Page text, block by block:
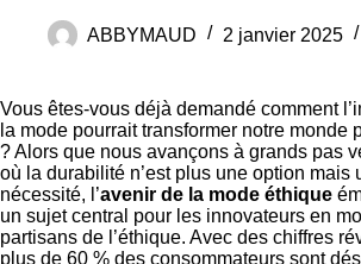
ABBYMAUD 2 janvier 2025
Vous êtes-vous déjà demandé comment
la mode pourrait transformer notre monde
? Alors que nous avançons à grands pas
où la durabilité n’est plus une option mais
nécessité, l’avenir de la mode éthique
un sujet central pour les innovateurs en
partisans de l’éthique. Avec des chiffres
plus de 60 % des consommateurs sont